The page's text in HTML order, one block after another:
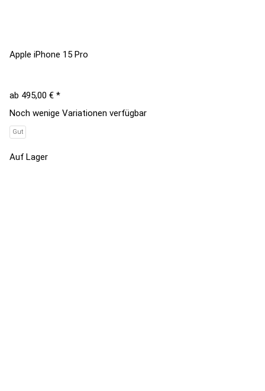
Apple iPhone 15 Pro
ab 495,00 € *
Noch wenige Variationen verfügbar
Gut
Auf Lager